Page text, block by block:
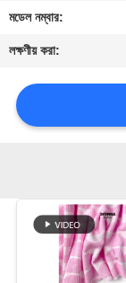
যোগাযোগ
খবর
মডেল নম্বার:
লক্ষণীয় করা: